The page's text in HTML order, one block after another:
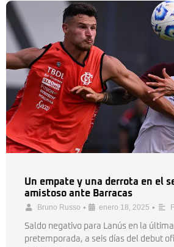
Un empate y una derrota en el
amistoso ante Barracas
Bruno Russo • enero 18, 2025 •
Saldo negativo para Lanús en la
pretemporada, a seis días del debut